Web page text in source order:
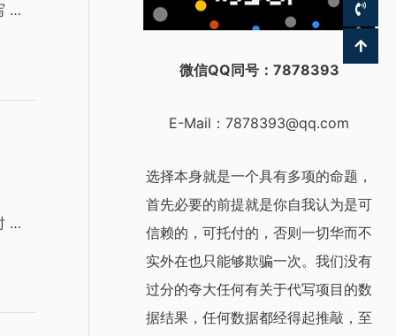
…
…
微信QQ同号：7878393
E-Mail： 7878393@qq.com
选择本身就是一个具有多项的命题，
首先必要的前提就是你自我认为是可
信赖的，可托付的，否则一切华而不
实外在也只能够欺骗一次。我们没有
过分的夸大任何有关于代写项目的数
据结果，任何数据都经得起推敲，至